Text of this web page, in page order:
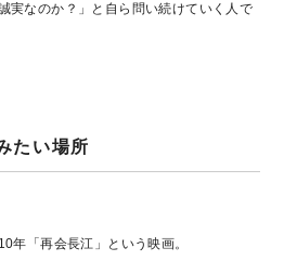
実なのか？」と自ら問い続けていく人で
たい場所
年「再会長江」という映画。